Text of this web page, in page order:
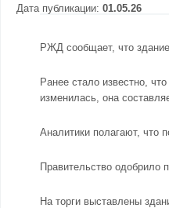
Дата публикации: 01.05.26
РЖД сообщает, что
Ранее стало известно,
изменилась, она
Аналитики полагают, что
Правительство одобрило
На торги выставлены